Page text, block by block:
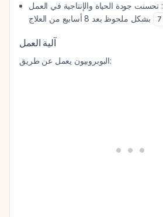
: تحسنت جودة الحياة والإنتاجية في العمل
7
آلية العمل
البوبروبيون يعمل عن طريق: